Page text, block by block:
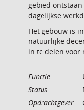
gebied
dagelijkse
Het gebouw is
natuurlijke
in te delen voor
Functie
Status
Opdrachtgever